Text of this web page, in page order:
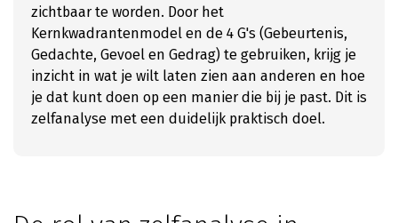
zichtbaar te worden. Door het
Kernkwadrantenmodel en de 4 G's (Gebeurtenis,
Gedachte, Gevoel en Gedrag) te gebruiken, krijg je
inzicht in wat je wilt laten zien aan anderen en hoe
je dat kunt doen op een manier die bij je past. Dit is
zelfanalyse met een duidelijk praktisch doel.